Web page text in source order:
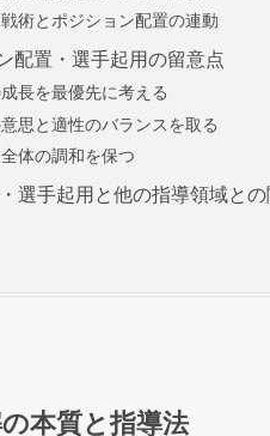
術とポジション配置の連動
配置・選手起用の留意点
長を最優先に考える
思と適性のバランスを取る
体の調和を保つ
選手起用と他の指導領域との
本質と指導法